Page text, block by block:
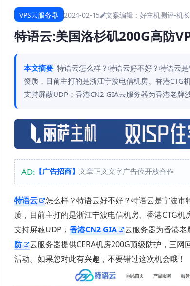
VPS云服务器 2024-02-15 文案编辑：好主机测评-机长
特语云:美国洛杉矶200G高防
本文摘要 特语云怎么样？特语云好不好？特语云
资质，目前主打的是浙江宁波电信机房、香港CTG
支持屏蔽UDP；香港CN2 GIA云服务器为香港老牌
AD: 【广告招商】 文章正文文字广告位开放合作
特语云
怎么样？特语云好不好？特语云是宁波
质，目前主打的是浙江宁波电信机房、香港CTG
支持屏蔽UDP； 香港CN2 GIA 云服务器为香港老
防
云服务器提供CERA机房200G顶级防护，三
活动。如果您对此有兴趣，不要错过这次机会哦！